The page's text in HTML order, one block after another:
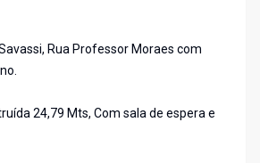
Rua Professor Moraes com
24,79 Mts, Com sala de espera e